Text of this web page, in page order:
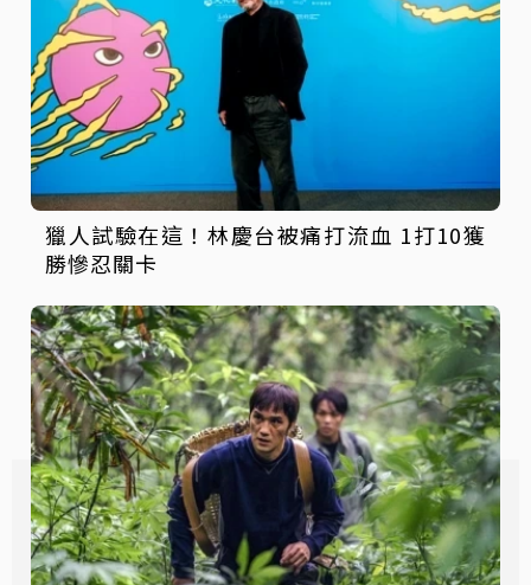
獵人試驗在這！林慶台被痛打流血 1打10獲
勝慘忍關卡